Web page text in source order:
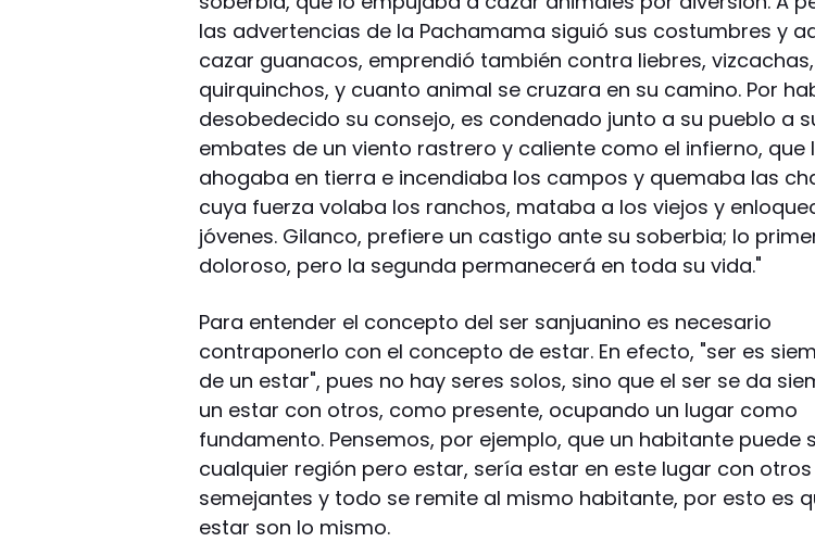
las advertencias de la Pachamama siguió sus costumbres y
cazar guanacos, emprendió también contra liebres, vizcachas,
quirquinchos, y cuanto animal se cruzara en su camino. Por
desobedecido su consejo, es condenado junto a su pueblo a
embates de un viento rastrero y caliente como el infierno, que
ahogaba en tierra e incendiaba los campos y quemaba las
cuya fuerza volaba los ranchos, mataba a los viejos y
jóvenes. Gilanco, prefiere un castigo ante su soberbia; lo
doloroso, pero la segunda permanecerá en toda su vida."
Para entender el concepto del ser sanjuanino es necesario
contraponerlo con el concepto de estar. En efecto, "ser es
de un estar", pues no hay seres solos, sino que el ser se da
un estar con otros, como presente, ocupando un lugar como
fundamento. Pensemos, por ejemplo, que un habitante puede
cualquier región pero estar, sería estar en este lugar con otros
semejantes y todo se remite al mismo habitante, por esto es
estar son lo mismo.